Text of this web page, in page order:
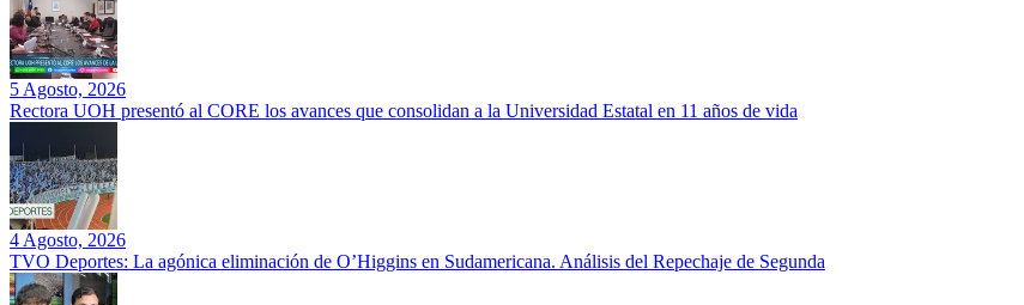
5 Agosto, 2026
Rectora UOH presentó al CORE los avances que consolidan a la Universidad Estatal en 11 años de vida
4 Agosto, 2026
TVO Deportes: La agónica eliminación de O’Higgins en Sudamericana. Análisis del Repechaje de Segunda